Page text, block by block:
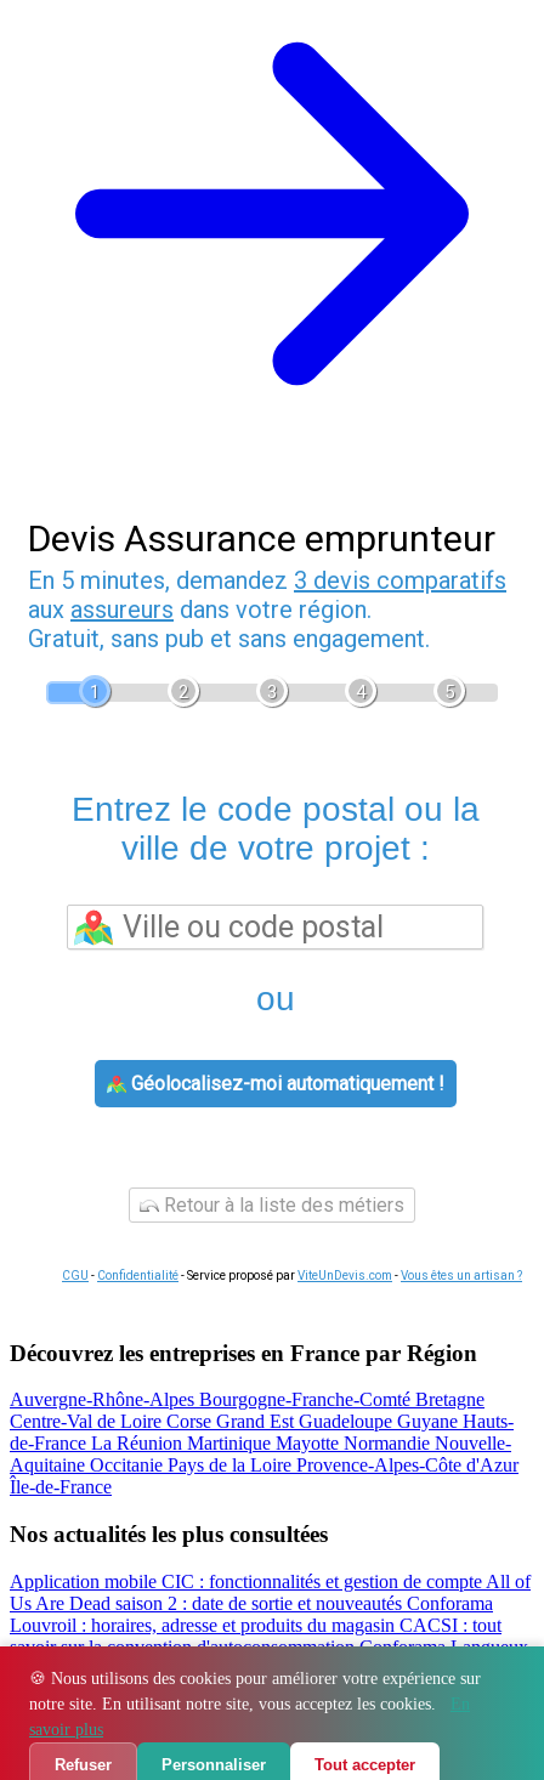
🍪 Nous utilisons des cookies pour améliorer votre expérience sur
notre site. En utilisant notre site, vous acceptez les cookies.
En
savoir plus
Refuser
Personnaliser Tout accepter
Devis Assurance emprunteur
En 5 minutes, demandez 3 devis comparatifs
aux assureurs dans votre région.
Gratuit, sans pub et sans engagement.
1 2 3 4 5
Entrez le code postal ou la
ville de votre projet :
ou
Géolocalisez-moi automatiquement !
Retour à la liste des métiers
CGU - Confidentialité- Service proposé parViteUnDevis.com -Vous êtes un artisan ?
Découvrez les entreprises en France par Région
Auvergne-Rhône-Alpes Bourgogne-Franche-Comté Bretagne
Centre-Val de Loire Corse Grand EstGuadeloupe Guyane Hauts-
de-France La Réunion Martinique Mayotte Normandie Nouvelle-
Aquitaine Occitanie Pays de la Loire Provence-Alpes-Côte d'Azur
Île-de-France
Nos actualités les plus consultées
Application mobile CIC : fonctionnalités et gestion de compte All of
Us Are Dead saison 2 : date de sortie et nouveautés Conforama
Louvroil : horaires, adresse et produits du magasin CACSI : tout
savoir sur la convention d'autoconsommationConforama Langueux
: horaires, adresse et avis du magasinFilbanque : gérer ses comptes
CIC en ligne facilement
Régions - Départements - Villes - Entreprises - Marques Contact
Espace presse
© 2026 Immo Finex. Tous droits réservés.